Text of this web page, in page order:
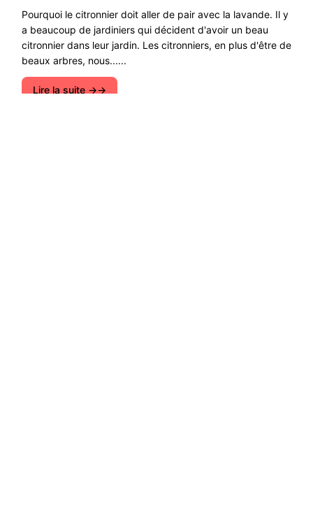
Pourquoi le citronnier doit aller de pair avec la lavande. Il y
a beaucoup de jardiniers qui décident d'avoir un beau
citronnier dans leur jardin. Les citronniers, en plus d'être de
beaux arbres, nous......
Lire la suite →